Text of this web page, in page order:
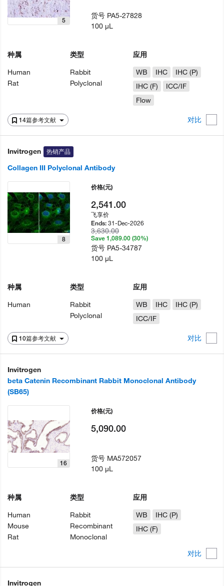
14篇参考文献 对比
5
种属
Human
Rat
类型
Rabbit
Polyclonal
应用
WB
IHC
IHC (P)
IHC (F)
ICC/IF
Flow
货号 PA5-27828
100 µL
Invitrogen 热销产品
Collagen III Polyclonal Antibody
10篇参考文献 对比
8
种属
Human
类型
Rabbit
Polyclonal
应用
WB
IHC
IHC (P)
ICC/IF
价格(元)
2,541.00
飞享价
Ends:31-Dec-2026
3,630.00
Save 1,089.00 (30%)
货号 PA5-34787
100 µL
Invitrogen
beta Catenin Recombinant Rabbit Monoclonal Antibody
(SB65)
对比
16
种属
Human
Mouse
Rat
类型
Rabbit
Recombinant
Monoclonal
应用
WB
IHC (P)
IHC (F)
价格(元)
5,090.00
货号 MA572057
100 µL
Invitrogen